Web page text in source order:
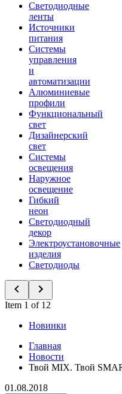
Светодиодные
ленты
Источники
питания
Системы
управления
и
автоматизации
Алюминиевые
профили
Функциональный
свет
Дизайнерский
свет
Системы
освещения
Наружное
освещение
Гибкий
неон
Светодиодный
декор
Электроустановочные
изделия
Светодиоды
Item 1 of 12
Новинки
Главная
Новости
Твой MIX. Твой
01.08.2018